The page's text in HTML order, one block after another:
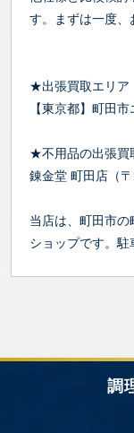
す。まずは一度、
★出張買取エリア
【東京都】町田市
★不用品の出張買
錬金堂 町田店（
当店は、町田市
ショップです。駐
調